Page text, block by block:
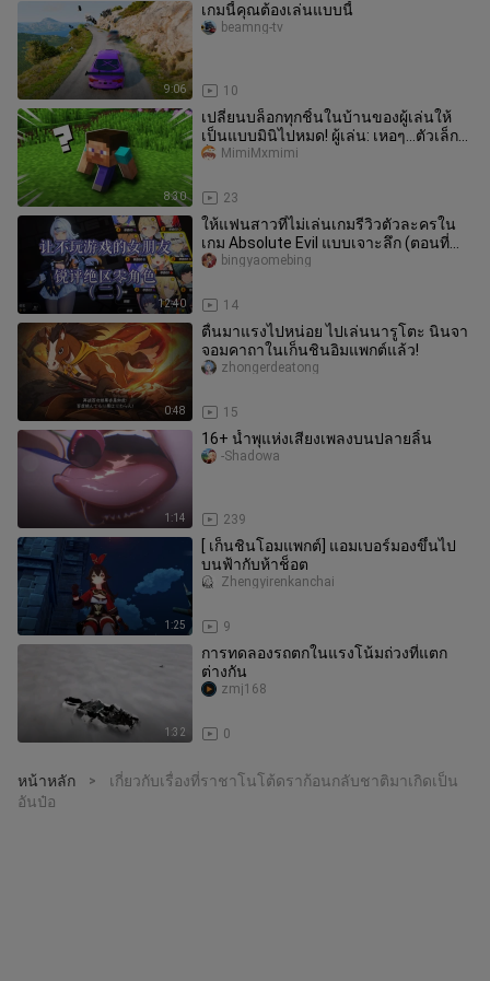
9:06
เกมนี้คุณต้องเล่นแบบนี้
10
beamng-tv
8:30
เปลี่ยนบล็อกทุกชิ้นในบ้านของผู้เล่นให้
เป็นแบบมินิไปหมด! ผู้เล่น: เหอๆ…ตัวเล็กๆ
ก็น่ารักดีนะ 🤤
23
MimiMxmimi
12:40
ให้แฟนสาวที่ไม่เล่นเกมรีวิวตัวละครใน
เกม Absolute Evil แบบเจาะลึก (ตอนที่
สอง) ปิดท้ายด้วยการโยนหินถาม
14
bingyaomebing
0:48
ตื่นมาแรงไปหน่อย ไปเล่นนารูโตะ นินจา
จอมคาถาในเก็นชินอิมแพกต์แล้ว!
15
zhongerdeatong
1:14
16+ น้ำพุแห่งเสียงเพลงบนปลายลิ้น
239
-Shadowa
1:25
[ เก็นชินโอมแพกต์] แอมเบอร์มองขึ้นไป
บนฟ้ากับห้าช็อต
9
Zhengyirenkanchai
1:32
การทดลองรถตกในแรงโน้มถ่วงที่แตก
ต่างกัน
0
zmj168
หน้าหลัก >
เกี่ยวกับเรื่องที่ราชาโนโต้ดราก้อนกลับชาติมาเกิดเป็น
อันป๋อ